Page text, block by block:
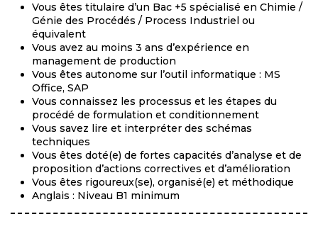
Vous êtes titulaire d’un Bac +5 spécialisé en Chimie /
Génie des Procédés / Process Industriel ou
équivalent
Vous avez au moins 3 ans d’expérience en
management de production
Vous êtes autonome sur l’outil informatique : MS
Office, SAP
Vous connaissez les processus et les étapes du
procédé de formulation et conditionnement
Vous savez lire et interpréter des schémas
techniques
Vous êtes doté(e) de fortes capacités d’analyse et de
proposition d’actions correctives et d’amélioration
Vous êtes rigoureux(se), organisé(e) et méthodique
Anglais : Niveau B1 minimum